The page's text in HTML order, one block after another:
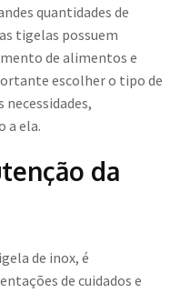
quantidades de
tigelas possuem
de alimentos e
escolher o tipo de
a ela.
da
de inox, é
de cuidados e